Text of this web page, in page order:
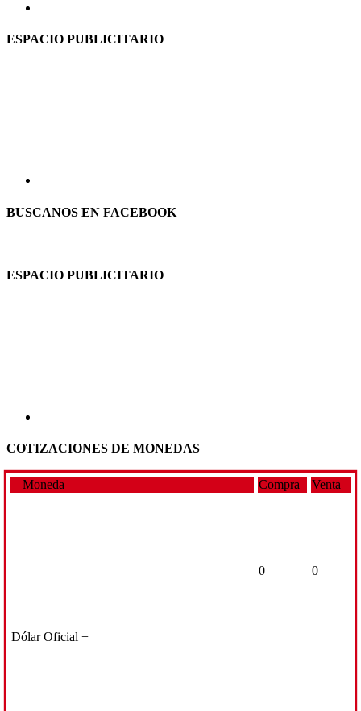
ESPACIO PUBLICITARIO
BUSCANOS EN FACEBOOK
ESPACIO PUBLICITARIO
COTIZACIONES DE MONEDAS
Moneda Compra Venta
Dólar Oficial +
0 0